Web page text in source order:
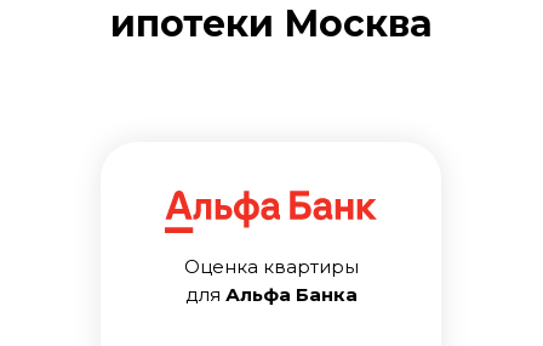
ипотеки Москва
Оценка квартиры
для Альфа Банка